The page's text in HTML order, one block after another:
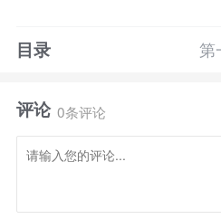
版！
人， 再一觉睡醒， 我就成
的光刻机， 小型化的可控
母舰 …… 这一切，都要从
目录 第
评论 0条评论